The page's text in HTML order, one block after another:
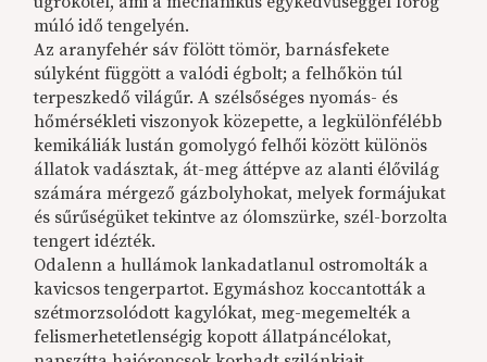
múló idő tengelyén.
Az aranyfehér sáv fölött tömör, barnásfekete
súlyként függött a valódi égbolt; a felhőkön túl
terpeszkedő világűr. A szélsőséges nyomás- és
hőmérsékleti viszonyok közepette, a legkülönfélébb
kemikáliák lustán gomolygó felhői között különös
állatok vadásztak, át-meg áttépve az alanti élővilág
számára mérgező gázbolyhokat, melyek formájukat
és sűrűségüket tekintve az ólomszürke, szél-borzolta
tengert idézték.
Odalenn a hullámok lankadatlanul ostromolták a
kavicsos tengerpartot. Egymáshoz koccantották a
szétmorzsolódott kagylókat, meg-megemelték a
felismerhetetlenségig kopott állatpáncélokat,